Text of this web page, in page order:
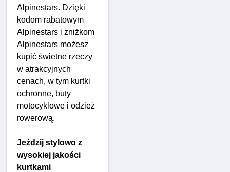
Alpinestars. Dzięki
kodom rabatowym
Alpinestars i zniżkom
Alpinestars możesz
kupić świetne rzeczy
w atrakcyjnych
cenach, w tym kurtki
ochronne, buty
motocyklowe i odzież
rowerową.
Jeździj stylowo z
wysokiej jakości
kurtkami